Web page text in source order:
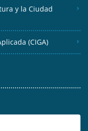
y la Ciudad
(CIGA)